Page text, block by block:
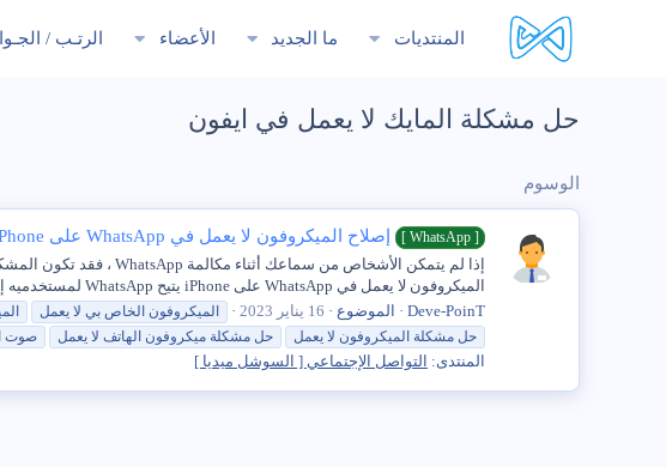
المنتديات ما الجديد الأعضاء الرتـب /
حل مشكلة المايك لا يعمل في ايفون
الوسوم
[ WhatsApp ] إصلاح الميكروفون لا يعمل في WhatsApp على iPhone
الميكروفون لا يعمل في WhatsApp على iPhone يتيح WhatsApp لمستخدميه إرسال رسائل نصية مجانية وإجراء مكالمات صوتية...
Deve-PoinT
الموضوع 16 يناير 2023 الميكروفون الخاص بي لا يعمل
حل مشكلة الميكروفون لا يعمل حل مشكلة ميكروفون الهاتف لا يعمل صوت
المنتدى: التواصل الإجتماعي [ السوشل ميديا ]